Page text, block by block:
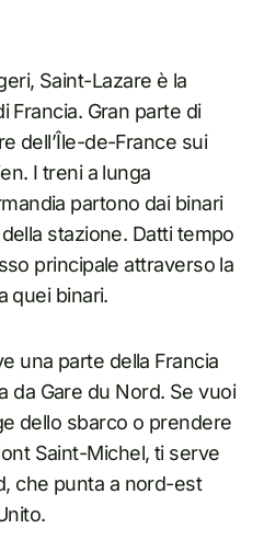
Saint-Lazare è la
Francia. Gran parte di
dell’Île-de-France sui
I treni a lunga
partono dai binari
stazione. Datti tempo
principale attraverso la
quei binari.
una parte della Francia
da Gare du Nord. Se vuoi
dello sbarco o prendere
Saint-Michel, ti serve
che punta a nord-est